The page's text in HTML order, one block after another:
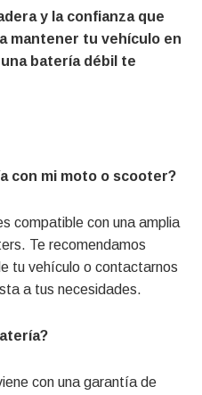
y la confianza que
mantener tu vehículo en
batería débil te
con mi moto o scooter?
compatible con una amplia
Te recomendamos
tu vehículo o contactarnos
a tus necesidades.
con una garantía de